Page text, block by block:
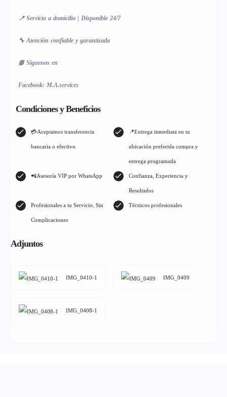
📍 Servicio a domicilio | Disponible 24/7
🔧 Atención confiable y garantizada
📘 Síguenos en
Facebook: M.A.services
Condiciones y Beneficios
💳Aceptamos transferencia
bancaria o efectivo
📍Entrega inmediata en tu
ubicación preferida compra y
entrega programada
📲Asesoría VIP por WhatsApp Confianza, Experiencia y
Resultados
Profesionales a tu Servicio, Sin
Complicaciones
Técnicos profesionales
Adjuntos
IMG_0410-1 IMG_0409
IMG_0408-1